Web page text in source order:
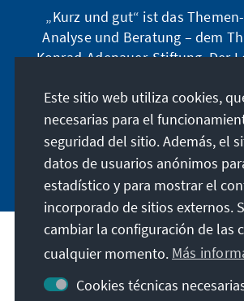
„Kurz und gut“ ist das
Analyse und Beratung – dem
Konrad-Adenauer-Stiftung. Der
Abständen in aller Kürze über
für unsere nahe Zukunft für
Jetzt abonnieren
Visita también
Este sitio web utiliza cookies,
necesarias para el
seguridad del sitio. Además, el
datos de usuarios anónimos
estadístico y para mostrar el
incorporado de sitios externos.
cambiar la configuración de las
cualquier momento. Más
Cookies técnicas